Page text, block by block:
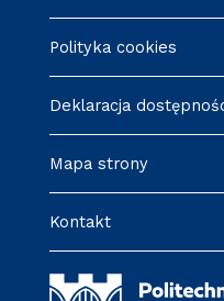
Polityka cookies
Deklaracja
Mapa strony
Kontakt